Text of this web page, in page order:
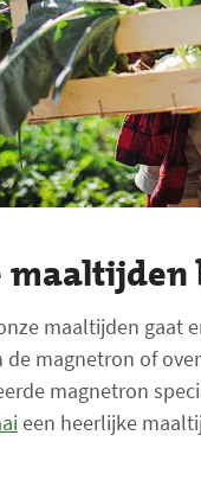
maaltijden gaat
magnetron of
magnetron
een heerlijke